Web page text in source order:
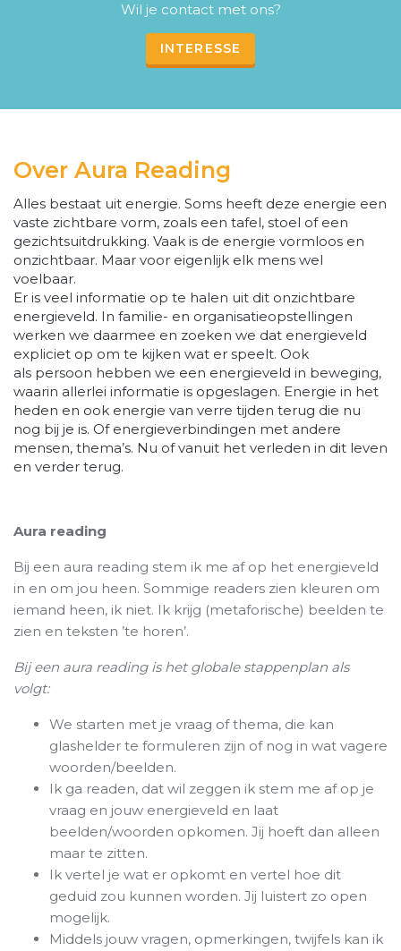
Wil je contact met ons?
INTERESSE
Over Aura Reading
Alles bestaat uit energie. Soms heeft deze energie een
vaste zichtbare vorm, zoals een tafel, stoel of een
gezichtsuitdrukking. Vaak is de energie vormloos en
onzichtbaar. Maar voor eigenlijk elk mens wel
voelbaar.
Er is veel informatie op te halen uit dit onzichtbare
energieveld. In familie- en organisatieopstellingen
werken we daarmee en zoeken we dat energieveld
expliciet op om te kijken wat er speelt. Ook
als persoon hebben we een energieveld in beweging,
waarin allerlei informatie is opgeslagen. Energie in het
heden en ook energie van verre tijden terug die nu
nog bij je is. Of energieverbindingen met andere
mensen, thema’s. Nu of vanuit het verleden in dit leven
en verder terug.
Aura reading
Bij een aura reading stem ik me af op het energieveld
in en om jou heen. Sommige readers zien kleuren om
iemand heen, ik niet. Ik krijg (metaforische) beelden te
zien en teksten ’te horen’.
Bij een aura reading is het globale stappenplan als
volgt:
We starten met je vraag of thema, die kan
glashelder te formuleren zijn of nog in wat vagere
woorden/beelden.
Ik ga readen, dat wil zeggen ik stem me af op je
vraag en jouw energieveld en laat
beelden/woorden opkomen. Jij hoeft dan alleen
maar te zitten.
Ik vertel je wat er opkomt en vertel hoe dit
geduid zou kunnen worden. Jij luistert zo open
mogelijk.
Middels jouw vragen, opmerkingen, twijfels kan ik